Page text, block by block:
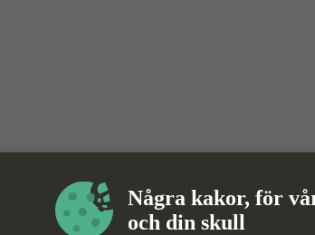
Några kakor, för
och din skull